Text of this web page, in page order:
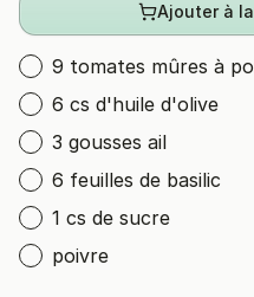
Ajouter à
9 tomates mûres à
6 cs d'huile d'olive
3 gousses ail
6 feuilles de basilic
1 cs de sucre
poivre